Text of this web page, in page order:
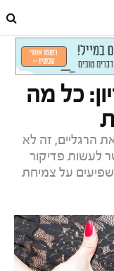
כל מה
הרגליים, זה לא
לעשות פדיקור
על צמיחת